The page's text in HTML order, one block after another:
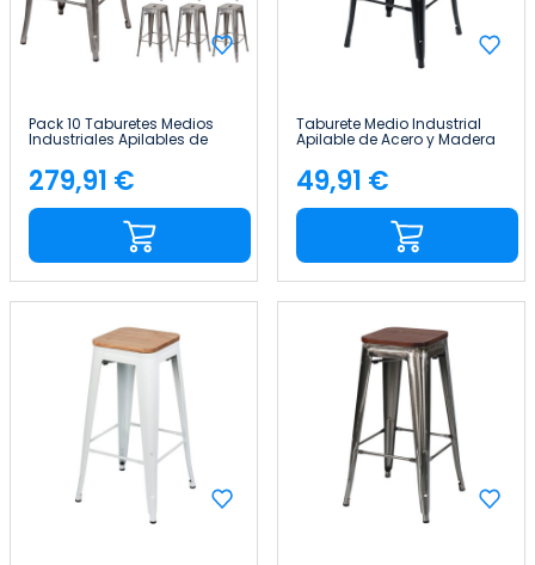
Pack 10 Taburetes Medios
Industriales Apilables de
Acero 43x43x76cm Thinia
Home
Precio
279,91 €
Taburete Medio Industrial
Apilable de Acero y Madera
43x43x76cm Thinia Home
Precio
49,91 €